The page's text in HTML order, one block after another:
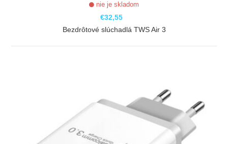
nie je skladom
€32,55
Bezdrôtové slúchadlá TWS Air 3